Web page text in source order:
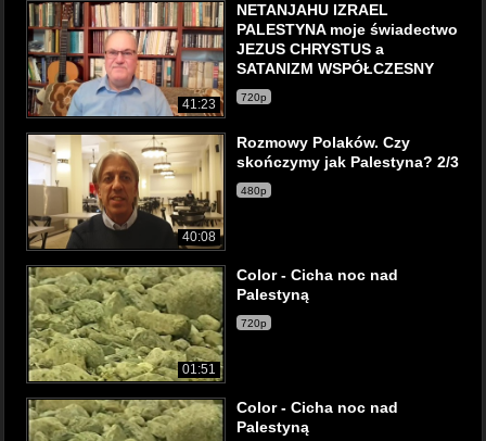
41:23
NETANJAHU IZRAEL
PALESTYNA moje świadectwo
JEZUS CHRYSTUS a
SATANIZM WSPÓŁCZESNY
720p
40:08
Rozmowy Polaków. Czy
skończymy jak Palestyna? 2/3
480p
01:51
Color - Cicha noc nad
Palestyną
720p
Color - Cicha noc nad
Palestyną